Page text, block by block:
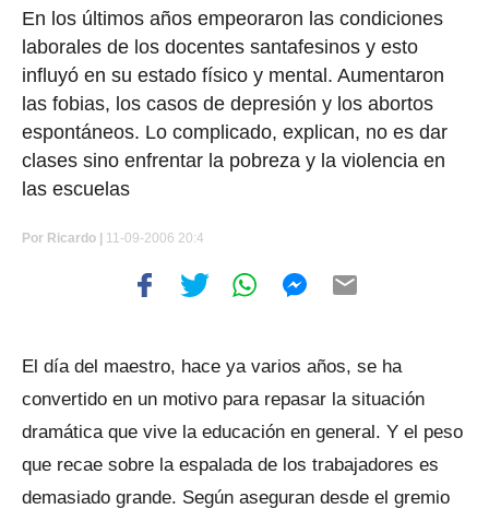
En los últimos años empeoraron las condiciones
laborales de los docentes santafesinos y esto
influyó en su estado físico y mental. Aumentaron
las fobias, los casos de depresión y los abortos
espontáneos. Lo complicado, explican, no es dar
clases sino enfrentar la pobreza y la violencia en
las escuelas
Por Ricardo | 11-09-2006 20:4
El día del maestro, hace ya varios años, se ha
convertido en un motivo para repasar la situación
dramática que vive la educación en general. Y el peso
que recae sobre la espalada de los trabajadores es
demasiado grande. Según aseguran desde el gremio